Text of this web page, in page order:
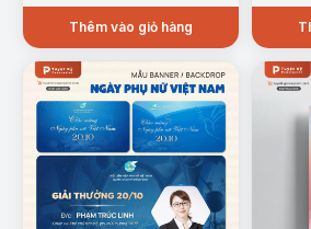
Thêm vào giỏ hàng